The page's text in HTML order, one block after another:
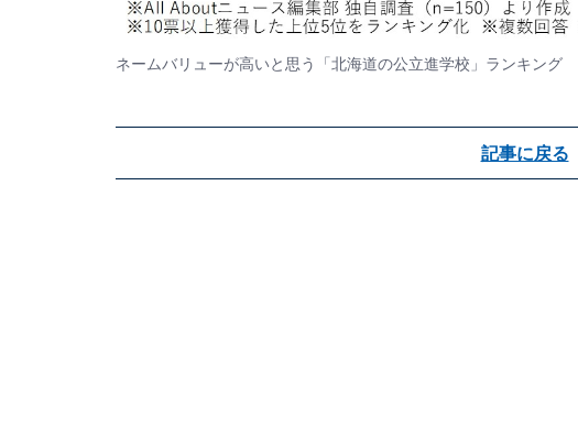
ネームバリューが高いと思う「北海道の公立進学校」ランキング
記事に戻る